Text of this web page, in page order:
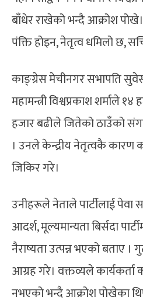
बाँधेर राखेको भन्दै आक्रोश
पंक्ति होइन, नेतृत्व धमिलो छ,
काङ्ग्रेस मेचीनगर सभापति
महामन्त्री विश्वप्रकाश शर्माले
हजार बढीले जितेको ठाउँको
। उनले केन्द्रीय नेतृत्वकै कारण
जिकिर गरे।
उनीहरूले नेताले पार्टीलाई पेवा
आदर्श, मूल्यमान्यता बिर्सदा
नैराष्यता उत्पन्न भएको बताए
आग्रह गरे। वक्तव्यले
नभएको भन्दै आक्रोश पोखेका